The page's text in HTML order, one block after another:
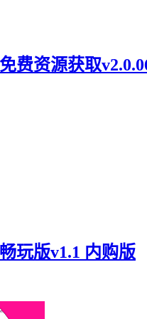
费资源获取
玩版v1.1 内购版